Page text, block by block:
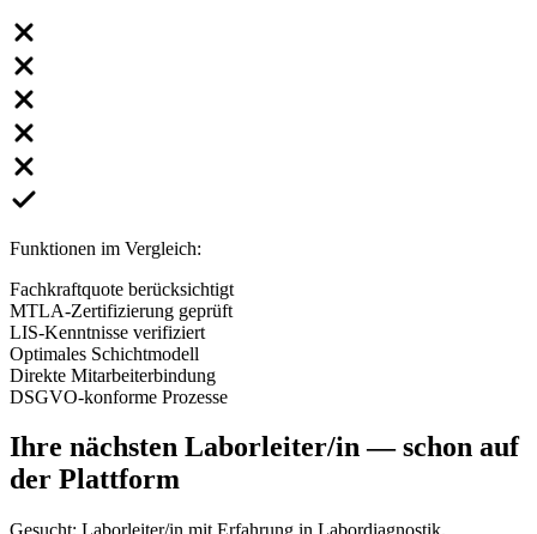
Funktionen im Vergleich:
Fachkraftquote berücksichtigt
MTLA-Zertifizierung geprüft
LIS-Kenntnisse verifiziert
Optimales Schichtmodell
Direkte Mitarbeiterbindung
DSGVO-konforme Prozesse
Ihre nächsten Laborleiter/in— schon auf
der Plattform